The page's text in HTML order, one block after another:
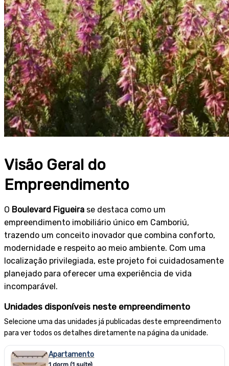
Visão Geral do
Empreendimento
O Boulevard Figueira se destaca como um
empreendimento imobiliário único em Camboriú,
trazendo um conceito inovador que combina conforto,
modernidade e respeito ao meio ambiente. Com uma
localização privilegiada, este projeto foi cuidadosamente
planejado para oferecer uma experiência de vida
incomparável.
Unidades disponíveis neste empreendimento
Selecione uma das unidades já publicadas deste empreendimento
para ver todos os detalhes diretamente na página da unidade.
Apartamento
1 dorm (1 suíte)